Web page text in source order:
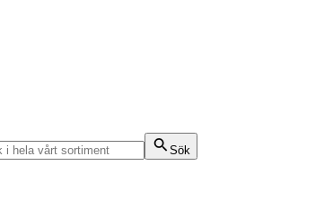
Sök